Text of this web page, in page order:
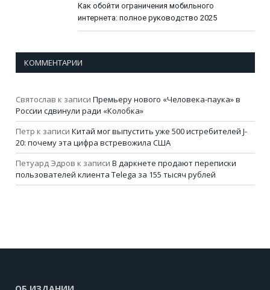
Как обойти ограничения мобильного
интернета: полное руководство 2025
КОММЕНТАРИИ
Святослав к записи Премьеру нового «Человека-паука» в
России сдвинули ради «Колобка»
Петр к записи Китай мог выпустить уже 500 истребителей J-
20: почему эта цифра встревожила США
Петуард Эдров к записи В даркнете продают переписки
пользователей клиента Telega за 155 тысяч рублей